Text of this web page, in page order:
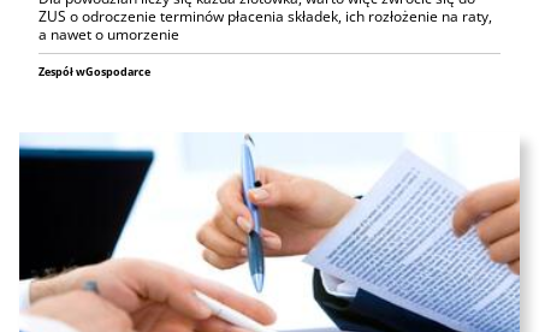
ZUS o odroczenie terminów płacenia składek, ich rozłożenie na raty,
a nawet o umorzenie
Zespół wGospodarce